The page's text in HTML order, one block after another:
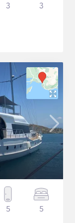
3 3
5 5